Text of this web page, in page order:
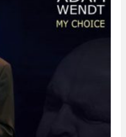
30,99 zł